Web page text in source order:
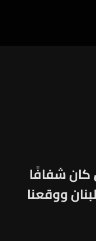
كان شفافًا
ووقعنا